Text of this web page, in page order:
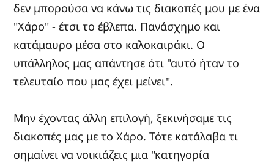
δεν μπορούσα να κάνω τις διακοπές μου με ένα
"Xάρο" - έτσι το έβλεπα. Πανάσχημο και
κατάμαυρο μέσα στο καλοκαιράκι. Ο
υπάλληλος μας απάντησε ότι "αυτό ήταν το
τελευταίο που μας έχει μείνει".
Μην έχοντας άλλη επιλογή, ξεκινήσαμε τις
διακοπές μας με το Χάρο. Τότε κατάλαβα τι
σημαίνει να νοικιάζεις μια "κατηγορία